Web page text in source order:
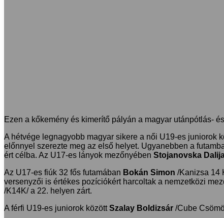
Ezen a kőkemény és kimerítő pályán a magyar utánpótlás-
A hétvége legnagyobb magyar sikere a női U19-es juniorok
előnnyel szerezte meg az első helyet. Ugyanebben a
ért célba. Az U17-es lányok mezőnyében Stojanovska
Az U17-es fiúk 32 fős futamában Bokán Simon /Kanizsa 14
versenyzői is értékes pozíciókért harcoltak a nemzetközi
/K14K/ a 22. helyen zárt.
A férfi U19-es juniorok közöttSzalay Boldizsár /Cube